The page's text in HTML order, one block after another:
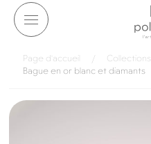
Aller au
contenu
Page d'accueil / Collections
Bague en or blanc et diamants